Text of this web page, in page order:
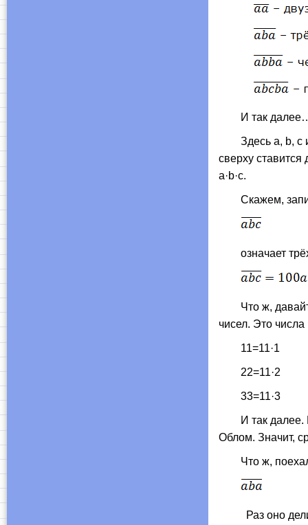
И так
Здесь a, b,
сверху ставится
a·b·c.
Скажем,
означает
Что ж, давайте
чисел. Это
11=11·1
22=11·2
33=11·3
И так далее.
Облом. Значит,
Что ж, поехали
Раз оно